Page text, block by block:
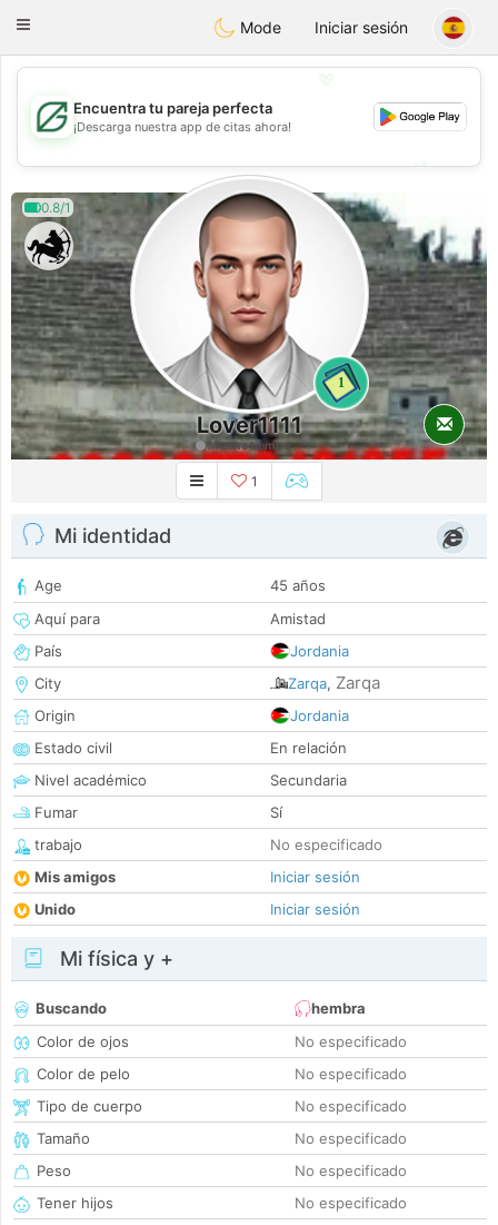
GulfDating
Toggle
Mode Iniciar sesión
💖
💕
💕
Encuentra tu pareja perfecta
¡Descarga nuestra app de citas ahora!
0.8/1
1
Lover1111
Mucho tiempo
1
Mi identidad
Age
45 años
Aquí para
Amistad
País
Jordania
City
Zarqa, Zarqa
Origin
Jordania
Estado civil
En relación
Nivel académico
Secundaria
Fumar
Sí
trabajo
No especificado
Mis amigos
Iniciar sesión
Unido
Iniciar sesión
Mi física y +
Buscando
hembra
Color de ojos
No especificado
Color de pelo
No especificado
Tipo de cuerpo
No especificado
Tamaño
No especificado
Peso
No especificado
Tener hijos
No especificado